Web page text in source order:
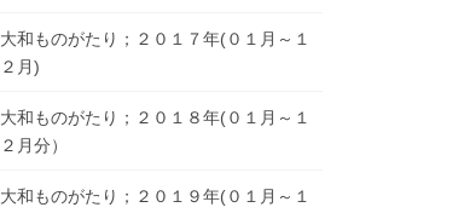
大和ものがたり；２０１７年(０１月～１
２月)
大和ものがたり；２０１８年(０１月～１
２月分）
大和ものがたり；２０１９年(０１月～１